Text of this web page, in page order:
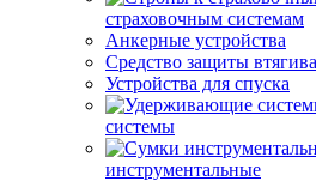
страховочным системам
Анкерные устройства
Средство защиты
Устройства для спуска
системы
инструментальные